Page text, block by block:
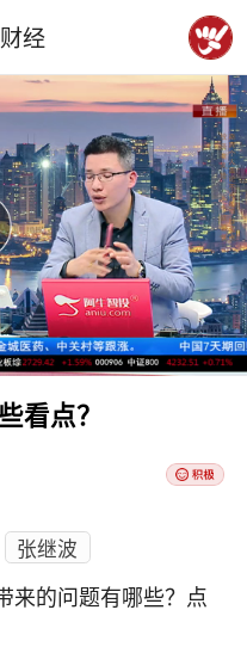
经
看点？
张继波
来的问题有哪些？点